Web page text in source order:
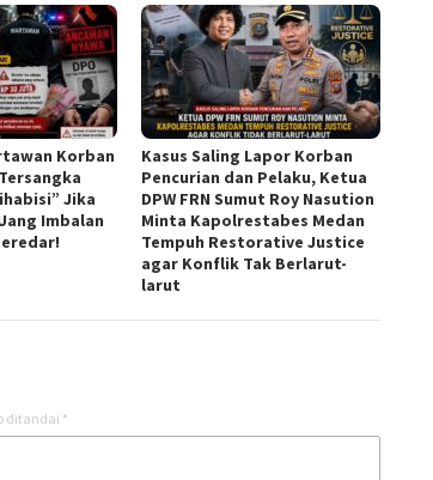
Korban
Jika
Imbalan
Kasus Saling Lapor Korban
Pencurian dan Pelaku, Ketua
DPW FRN Sumut Roy Nasution
Minta Kapolrestabes Medan
Tempuh Restorative Justice
agar Konflik Tak Berlarut-
larut
ditandai *